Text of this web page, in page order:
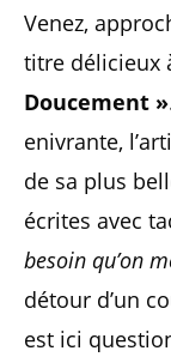
Venez,
titre délicieux
Doucement »
enivrante,
de sa plus
écrites avec
besoin qu’on
détour d’un
est ici